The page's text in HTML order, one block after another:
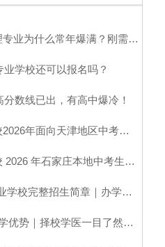
初中毕业学医首选！中专护理专业为什么常年爆满？刚需缺口大、好就业、能升学
学校还可以报名吗？
数线已出，有高中爆冷！
石家庄冀联医学中等专业学校2026年面向天津地区中考生招生计划
石家庄冀联医学中等专业学校 2026 年石家庄本地中考生统招招生计划
2026 石家庄冀联医学中等专业学校完整招生简章｜办学、专业、收费、升学全解析
石家庄冀联医学院9大核心办学优势｜择校学医一目了然，省心靠谱